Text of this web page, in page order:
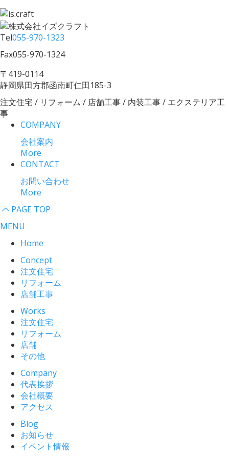
Tel055-970-1323
Fax055-970-1324
〒419-0114
静岡県田方郡函南町仁田185-3
注文住宅 / リフォーム / 店舗工事 / 内装工事 / エクステリア工
事
COMPANY
会社案内
More
CONTACT
お問い合わせ
More
PAGE TOP
MENU
Home
Concept
注文住宅
リフォーム
店舗工事
Works
注文住宅
リフォーム
店舗
その他
Company
代表挨拶
会社概要
アクセス
Blog
お知らせ
イベント情報